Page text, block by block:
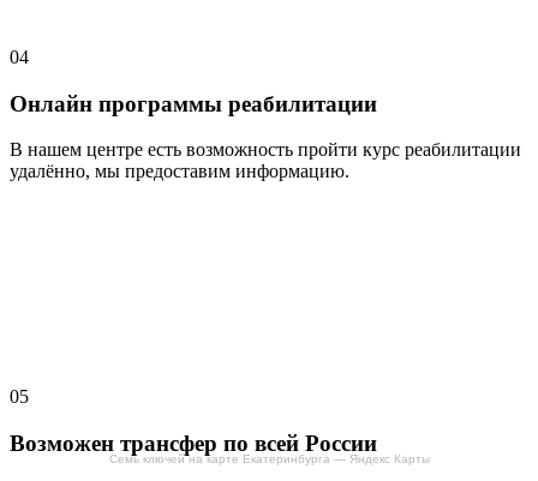
04
Онлайн программы реабилитации
В нашем центре есть возможность пройти курс реабилитации
удалённо, мы предоставим информацию.
05
Возможен трансфер по всей России
Семь ключей на карте Екатеринбурга — Яндекс Карты